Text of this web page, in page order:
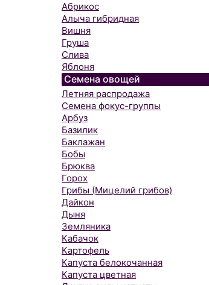
Абрикос
Алыча гибридная
Вишня
Груша
Слива
Яблоня
Семена овощей
Летняя распродажа
Семена фокус-группы
Арбуз
Базилик
Баклажан
Бобы
Брюква
Горох
Грибы (Мицелий грибов)
Дайкон
Дыня
Земляника
Кабачок
Картофель
Капуста белокочанная
Капуста цветная